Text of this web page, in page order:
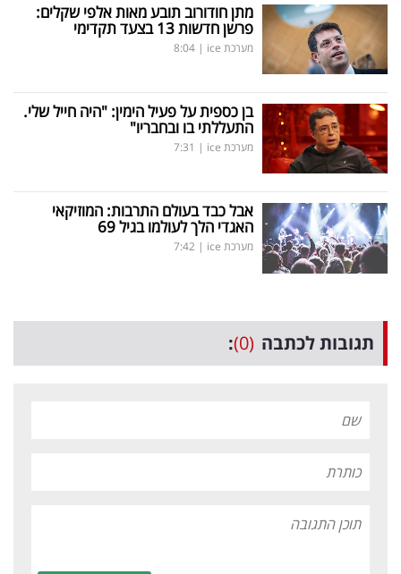
מתן חודורוב תובע מאות אלפי שקלים:
פרשן חדשות 13 בצעד תקדימי
מערכת ice |
8:04
בן כספית על פעיל הימין: "היה חייל שלי.
התעללתי בו ובחבריו"
מערכת ice |
7:31
אבל כבד בעולם התרבות: המוזיקאי
האגדי הלך לעולמו בגיל 69
מערכת ice |
7:42
תגובות לכתבה (0)
: